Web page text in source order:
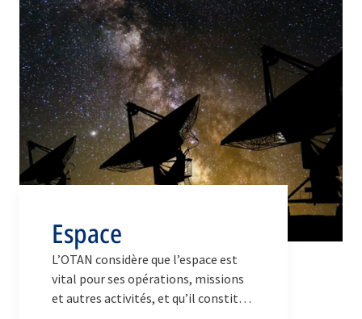
Espace
L’OTAN considère que l’espace est
vital pour ses opérations, missions
et autres activités, et qu’il constitue